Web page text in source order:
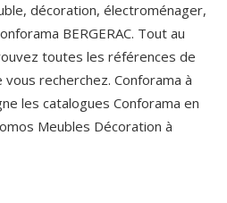
décoration, électroménager,
BERGERAC. Tout au
toutes les références de
recherchez. Conforama à
les catalogues Conforama en
Meubles Décoration à